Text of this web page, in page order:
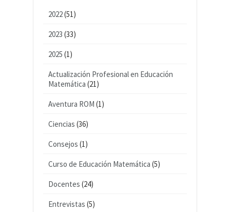
2022(51)
2023 (33)
2025 (1)
Actualización Profesional en Educación
Matemática (21)
Aventura ROM (1)
Ciencias (36)
Consejos (1)
Curso de Educación Matemática (5)
Docentes (24)
Entrevistas (5)